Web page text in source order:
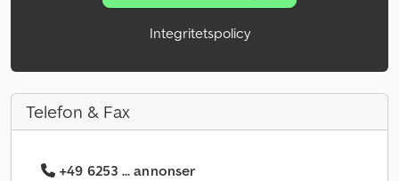
Integritetspolicy
Telefon & Fax
+49 6253 ... annonser